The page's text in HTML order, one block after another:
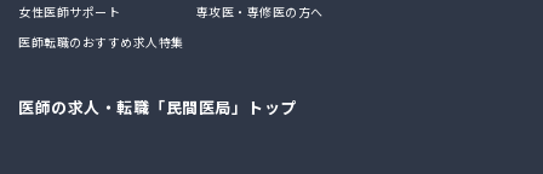
女性医師サポート
専攻医・専修医の方へ
医師転職のおすすめ求人特集
医師の求人・転職「民間医局」トップ